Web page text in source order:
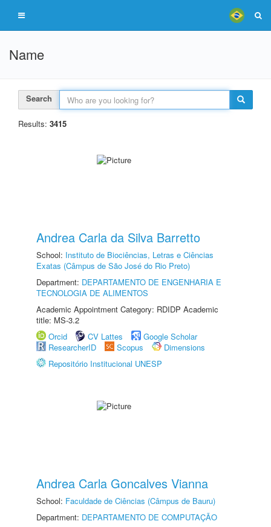
Name
Search
Results: 3415
Andrea Carla da Silva Barretto
School: Instituto de Biociências, Letras e Ciências
Exatas (Câmpus de São José do Rio Preto)
Department: DEPARTAMENTO DE ENGENHARIA E
TECNOLOGIA DE ALIMENTOS
Academic Appointment Category: RDIDP Academic
title: MS-3.2
Orcid
CV Lattes
Google Scholar
ResearcherID
Scopus
Dimensions
Repositório Institucional UNESP
Andrea Carla Goncalves Vianna
School: Faculdade de Ciências (Câmpus de Bauru)
Department: DEPARTAMENTO DE COMPUTAÇÃO